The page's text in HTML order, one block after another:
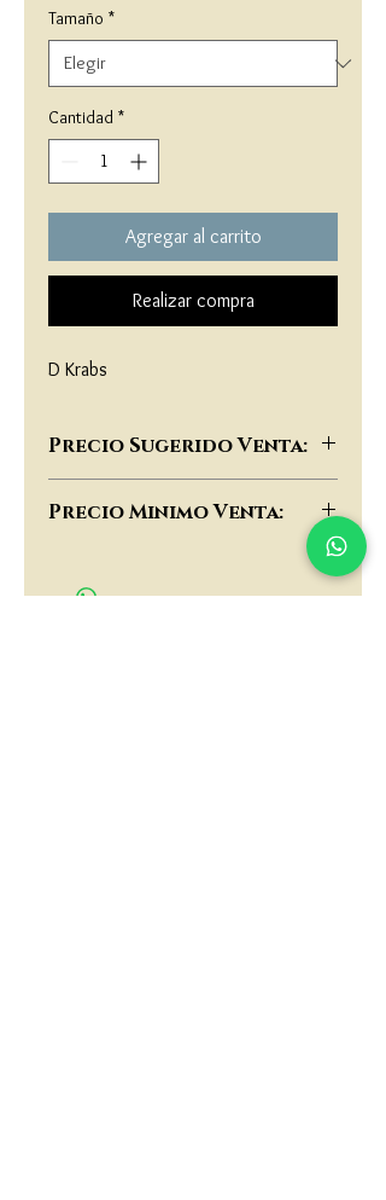
Tamaño *
Cantidad *
Agregar al carrito
Realizar compra
D Krabs
Precio Sugerido Venta:
Precio Minimo Venta: